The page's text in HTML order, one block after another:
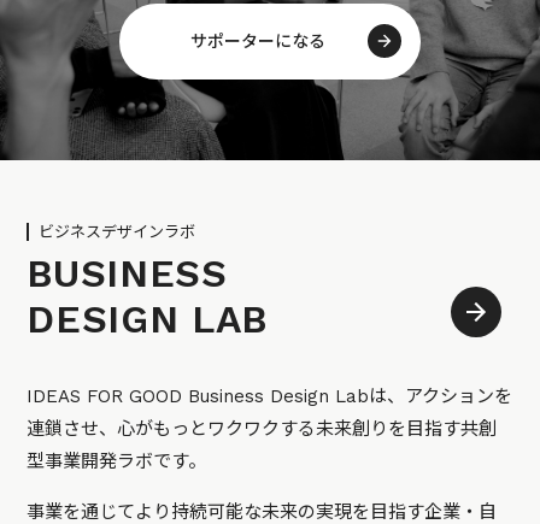
サポーターになる
ビジネスデザインラボ
BUSINESS
DESIGN LAB
IDEAS FOR GOOD Business Design Labは、アクションを
連鎖させ、心がもっとワクワクする未来創りを目指す共創
型事業開発ラボです。
事業を通じてより持続可能な未来の実現を目指す企業・自